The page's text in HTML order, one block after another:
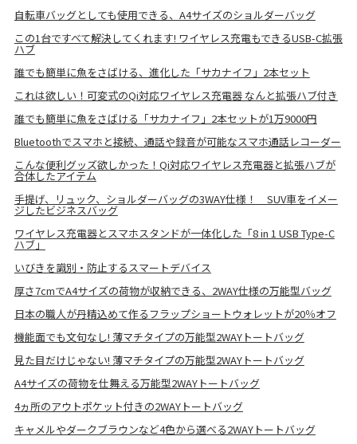
自転車バッグとしても使用できる、A4サイズのショルダーバッグ
この1台ですべて解決してくれます! ワイヤレス充電もできるUSB-C拡張
ハブ
誰でも簡単に魚をさばける、進化した「サカナイフ」2本セット
これは欲しい！可変式のQi対応ワイヤレス充電器 なんと拡張ハブ付き
誰でも簡単に魚をさばける「サカナイフ」2本セットが1万9000円
Bluetoothでスマホと接続、通話や録音が可能なスマホ通話レコーダー
こんな便利グッズ欲しかった！Qi対応ワイヤレス充電器と拡張ハブが
合体したアイテム
手提げ、リュック、ショルダーバッグの3WAY仕様！ SUV車をイメー
ジしたビジネスバッグ
ワイヤレス充電器とスマホスタンドが一体化した「8 in 1 USB Type-C
ハブ」
いびきを識別・防止するスマートデバイス
厚さ7cmでA4サイズの荷物が収納できる、2WAY仕様の万能型バッグ
日本の職人が丹精込めて作るフラップショートウォレットが20％オフ
機能面でも文句なし! 薄マチタイプの万能型2WAYトートバッグ
見た目だけじゃない! 薄マチタイプの万能型2WAYトートバッグ
A4サイズの荷物を仕舞える万能型2WAYトートバッグ
4ヵ所のアウトポケット付きの2WAYトートバッグ
キャメルやダークブラウンなど4色から選べる2WAYトートバッグ